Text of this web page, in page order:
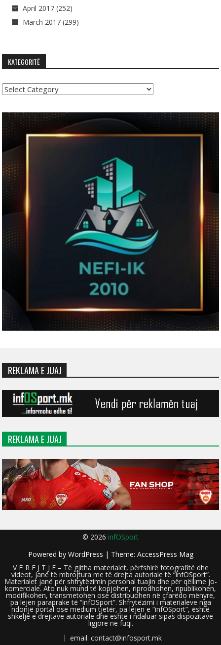
April 2017 (252)
March 2017 (299)
KATEGORITË
Kategoritë
REKLAMA E JUAJ
REKLAMA E JUAJ
© 2026 infOSport
Powered by WordPress | Theme: AccessPress Mag
V Ë R E J T J E – Të gjitha materialet, përfshirë fotografitë dhe
videot, janë të mbrojtura me të drejta autoriale të “infOSport”.
Materialet janë për shfrytëzimin personal tuajin dhe për qëllime jo-
komerciale. Ato nuk mund të kopjohen, riprodhohen, ripublikohen,
modifikohen, transmetohen ose distribuohen në çfarëdo mënyre,
pa lejen paraprake të “infOSport”. Shfrytëzimi i materialeve nga
ndonjë portal ose medium tjetër, pa lejen e “infOSport”, është
shkelje e drejtave autoriale dhe është i ndaluar sipas dispozitave
ligjore në fuqi.
email: contact@infosport.mk